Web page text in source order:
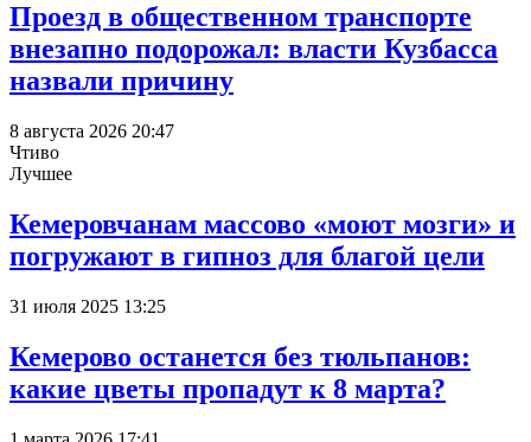
Проезд в общественном транспорте
внезапно подорожал: власти Кузбасса
назвали причину
8 августа 2026 20:47
Чтиво
Лучшее
Кемеровчанам массово «моют мозги» и
погружают в гипноз для благой цели
31 июля 2025 13:25
Кемерово останется без тюльпанов:
какие цветы пропадут к 8 марта?